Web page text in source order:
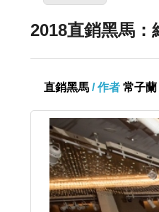
直銷黑馬 / 作者 常子蘭